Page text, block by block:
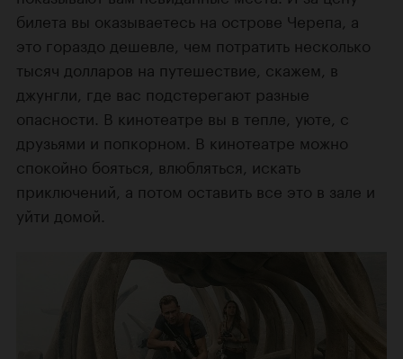
билета вы оказываетесь на острове Черепа, а
это гораздо дешевле, чем потратить несколько
тысяч долларов на путешествие, скажем, в
джунгли, где вас подстерегают разные
опасности. В кинотеатре вы в тепле, уюте, с
друзьями и попкорном. В кинотеатре можно
спокойно бояться, влюбляться, искать
приключений, а потом оставить все это в зале и
уйти домой.